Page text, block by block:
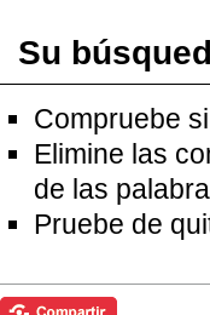
Su
Compruebe
Elimine las
de las
Pruebe de